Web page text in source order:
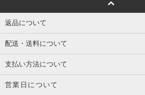
返品について
配送・送料について
支払い方法について
営業日について